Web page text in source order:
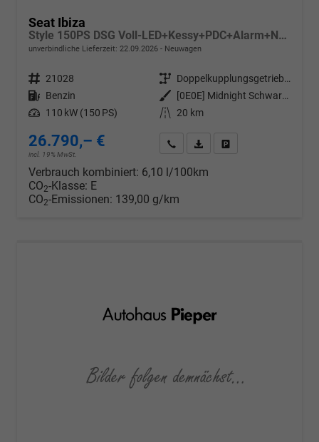
Seat Ibiza
Style 150PS DSG Voll-LED+Kessy+PDC+Alarm+Navi+Pano+Sound+Kamera+GV5
unverbindliche Lieferzeit: 22.09.2026 Neuwagen
Fahrzeugnr. 21028 Getriebe
Doppelkupplungsgetriebe (DSG)
Kraftstoff Benzin Außenfarbe
[0E0E] Midnight Schwarz Metallic
Leistung 110 kW (150 PS) Kilometerstand 20 km
26.790,– €
incl. 19% MwSt.
Wir rufen Sie anPDF-Datei, Fahrzeugexposé
Verbrauch kombiniert: 6,10 l/100km
CO2-Klasse: E
CO2-Emissionen: 139,00 g/km